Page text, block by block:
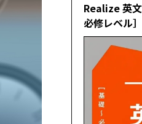
Realize 英
必修レベル］